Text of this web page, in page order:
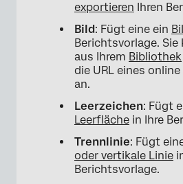
exportieren Ihren
Bild: Fügt eine ein
Berichtsvorlage. Sie
aus Ihrem Bibliothek
die URL eines
an.
Leerzeichen: Fügt
Leerfläche in Ihre
Trennlinie: Fügt
oder vertikale Linie
Berichtsvorlage.